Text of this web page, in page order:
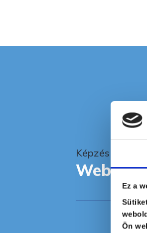
Ez a
Ön
Képzés típusa
Webinar